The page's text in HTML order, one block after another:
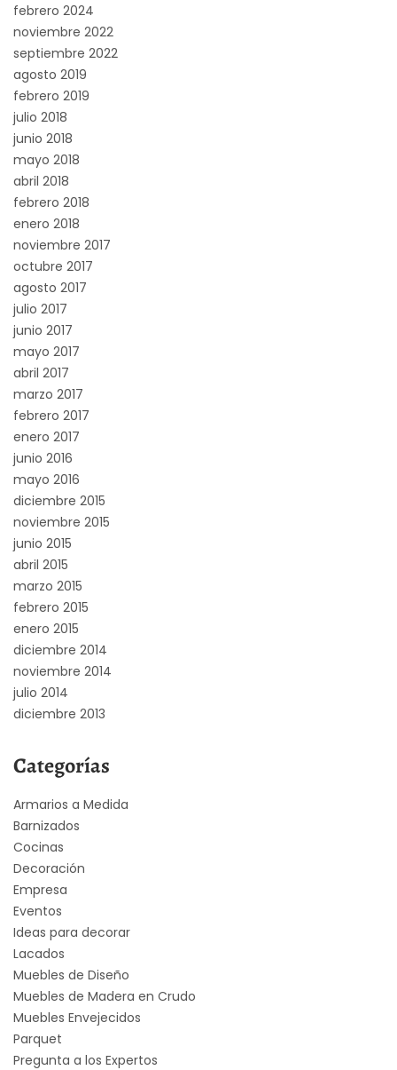
febrero 2024
noviembre 2022
septiembre 2022
agosto 2019
febrero 2019
julio 2018
junio 2018
mayo 2018
abril 2018
febrero 2018
enero 2018
noviembre 2017
octubre 2017
agosto 2017
julio 2017
junio 2017
mayo 2017
abril 2017
marzo 2017
febrero 2017
enero 2017
junio 2016
mayo 2016
diciembre 2015
noviembre 2015
junio 2015
abril 2015
marzo 2015
febrero 2015
enero 2015
diciembre 2014
noviembre 2014
julio 2014
diciembre 2013
Categorías
Armarios a Medida
Barnizados
Cocinas
Decoración
Empresa
Eventos
Ideas para decorar
Lacados
Muebles de Diseño
Muebles de Madera en Crudo
Muebles Envejecidos
Parquet
Pregunta a los Expertos